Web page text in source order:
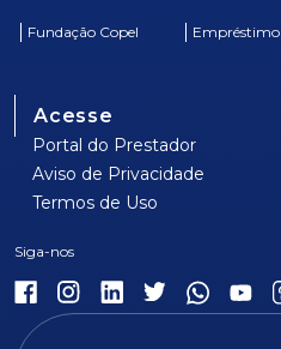
Fundação Copel Empréstimo
Acesse
Portal do Prestador
Aviso de Privacidade
Termos de Uso